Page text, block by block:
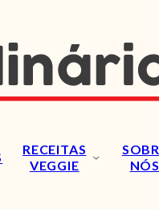
RECEITAS
VEGGIE
NÓS